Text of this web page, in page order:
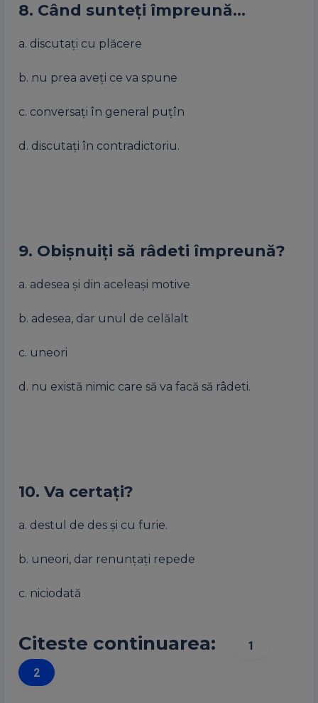
8. Când sunteți împreună…
a. discutați cu plăcere
b. nu prea aveți ce va spune
c. conversați în general puțîn
d. discutați în contradictoriu.
9. Obișnuiți să râdeti împreună?
a. adesea și din aceleași motive
b. adesea, dar unul de celălalt
c. uneori
d. nu există nimic care să va facă să râdeti.
10. Va certați?
a. destul de des și cu furie.
b. uneori, dar renunțați repede
c. niciodată
Citeste continuarea:
1
2